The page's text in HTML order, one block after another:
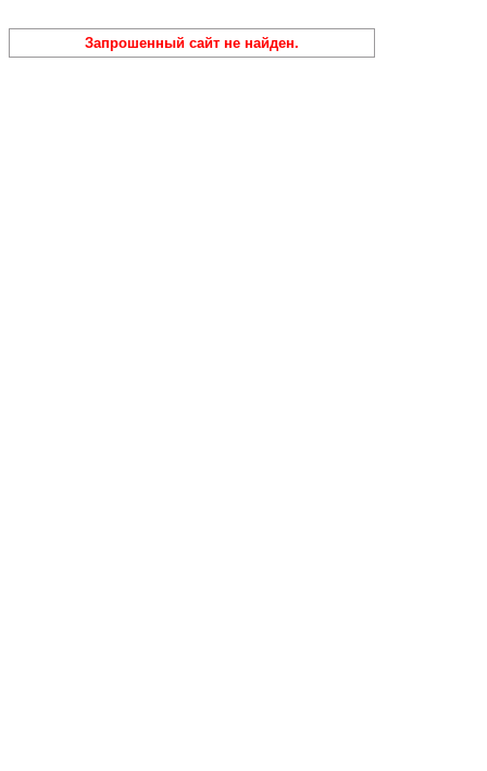
Запрошенный сайт не найден.